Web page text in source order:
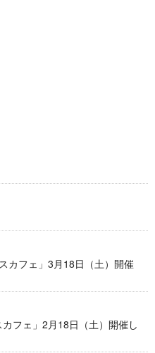
カフェ」3月18日（土）開催
フェ」2月18日（土）開催し